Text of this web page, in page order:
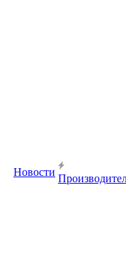
Новости